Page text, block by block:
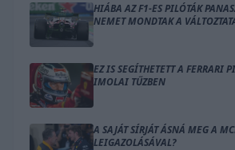
HIÁBA AZ F1-ES PILÓTÁK
NEMET MONDTAK A
EZ IS SEGÍTHETETT A FERRARI
IMOLAI TŰZBEN
A SAJÁT SÍRJÁT ÁSNÁ MEG A
LEIGAZOLÁSÁVAL?